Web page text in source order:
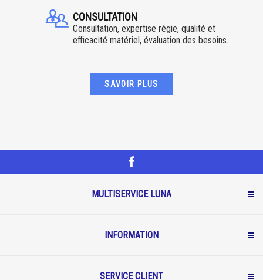
CONSULTATION
Consultation, expertise régie, qualité et
efficacité matériel, évaluation des besoins.
SAVOIR PLUS
MULTISERVICE LUNA
INFORMATION
SERVICE CLIENT